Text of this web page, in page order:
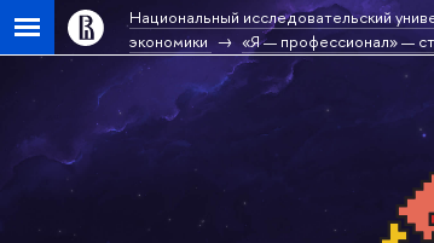
Национальный исследовательский
экономики
«Я — профессионал» —